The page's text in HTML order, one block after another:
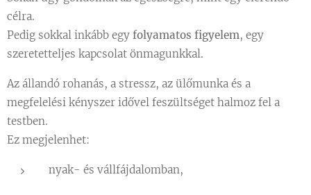
célra.
Pedig sokkal inkább egy folyamatos figyelem, egy
szeretetteljes kapcsolat önmagunkkal.
Az állandó rohanás, a stressz, az ülőmunka és a
megfelelési kényszer idővel feszültséget halmoz fel a
testben.
Ez megjelenhet:
nyak- és vállfájdalomban,